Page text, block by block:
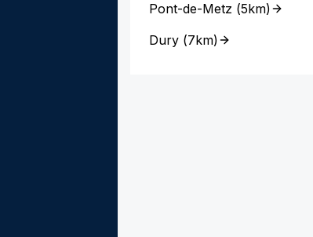
Pont-de-Metz (5km)
Dury (7km)